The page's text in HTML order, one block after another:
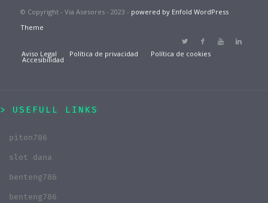
© Copyright - Via Asesores - 2023 - powered by Enfold WordPress
Theme
Aviso Legal Política de privacidad Política de cookies
Accesibilidad
USEFULL LINKS
piton786
slot dana
benteng786
benteng786